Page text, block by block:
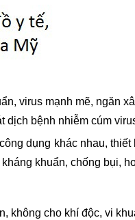
virus mạnh mẽ, ngăn
bệnh nhiễm cúm
dụng khác nhau,
khuẩn, chống bụi,
không cho khí độc, vi